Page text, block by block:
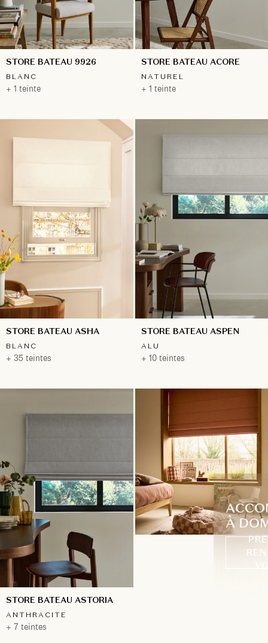
STORE BATEAU 9926
BLANC
+ 1 teinte
STORE BATEAU ACORE
NATUREL
+ 1 teinte
STORE BATEAU ASHA
BLANC
+ 35 teintes
STORE BATEAU ASPEN
ALU
+ 10 teintes
STORE BATEAU ASTORIA
ANTHRACITE
+ 7 teintes
À